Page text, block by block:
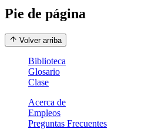
Pie de página
Volver arriba
Biblioteca
Glosario
Clase
Acerca de
Empleos
Preguntas Frecuentes